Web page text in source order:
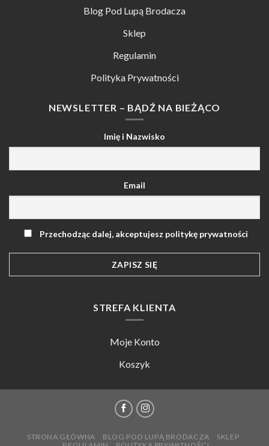
Blog Pod Lupą Brodacza
Sklep
Regulamin
Polityka Prywatności
NEWSLETTER – BĄDŹ NA BIEŻĄCO
Imię i Nazwisko
Email
Przechodząc dalej, akceptujesz politykę prywatności
STREFA KLIENTA
Moje Konto
Koszyk
STRONA GŁÓWNA BLOG POD LUPĄ BRODACZA
SKLEP